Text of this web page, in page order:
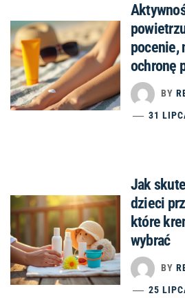
pocenie,
ochronę
BY
31
Jak
dzieci
które
wybrać
BY
25